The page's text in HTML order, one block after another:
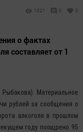
1021 0 0
о фактах
составляет от 1
Материальное
рублей за сообщения о
алкоголя в прошлом
году поощрено 95